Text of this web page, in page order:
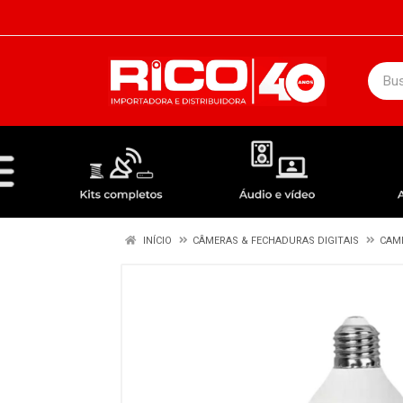
INÍCIO CÂMERAS & FECHADURAS DIGITAIS